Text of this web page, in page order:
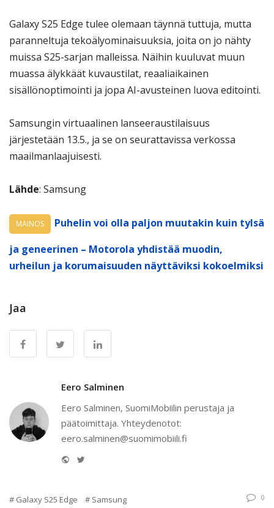
Galaxy S25 Edge tulee olemaan täynnä tuttuja, mutta
paranneltuja tekoälyominaisuuksia, joita on jo nähty
muissa S25-sarjan malleissa. Näihin kuuluvat muun
muassa älykkäät kuvaustilat, reaaliaikainen
sisällönoptimointi ja jopa AI-avusteinen luova editointi.
Samsungin virtuaalinen lanseeraustilaisuus
järjestetään 13.5., ja se on seurattavissa verkossa
maailmanlaajuisesti.
Lähde: Samsung
MAINOS
Puhelin voi olla paljon muutakin kuin tylsä
ja geneerinen – Motorola yhdistää muodin,
urheilun ja korumaisuuden näyttäviksi kokoelmiksi
Jaa
Eero Salminen
Eero Salminen, SuomiMobiilin perustaja ja
päätoimittaja. Yhteydenotot:
eero.salminen@suomimobiili.fi
Website
Galaxy S25 Edge Samsung 0